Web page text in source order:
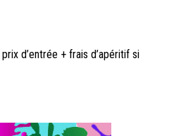
d’entrée + frais d’apéritif si